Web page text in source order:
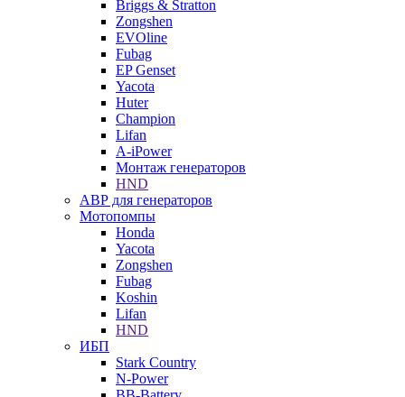
Briggs & Stratton
Zongshen
EVOline
Fubag
EP Genset
Yacota
Huter
Champion
Lifan
A-iPower
Монтаж генераторов
HND
АВР для генераторов
Мотопомпы
Honda
Yacota
Zongshen
Fubag
Koshin
Lifan
HND
ИБП
Stark Country
N-Power